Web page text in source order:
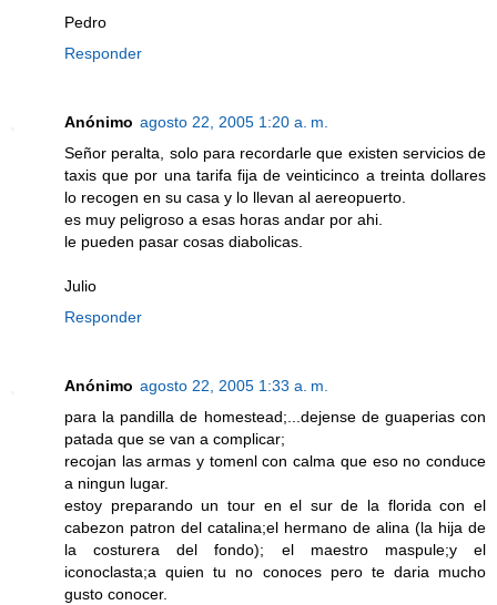
Pedro
Responder
Anónimo agosto 22, 2005 1:20 a. m.
Señor peralta, solo para recordarle que existen servicios de
taxis que por una tarifa fija de veinticinco a treinta dollares
lo recogen en su casa y lo llevan al aereopuerto.
es muy peligroso a esas horas andar por ahi.
le pueden pasar cosas diabolicas.
Julio
Responder
Anónimo agosto 22, 2005 1:33 a. m.
para la pandilla de homestead;...dejense de guaperias con
patada que se van a complicar;
recojan las armas y tomenl con calma que eso no conduce
a ningun lugar.
estoy preparando un tour en el sur de la florida con el
cabezon patron del catalina;el hermano de alina (la hija de
la costurera del fondo); el maestro maspule;y el
iconoclasta;a quien tu no conoces pero te daria mucho
gusto conocer.